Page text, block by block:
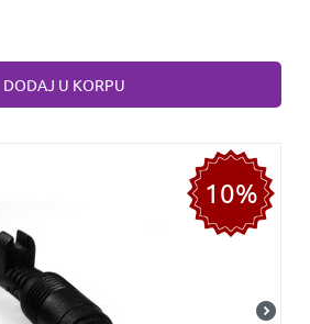
DODAJ U KORPU
10%